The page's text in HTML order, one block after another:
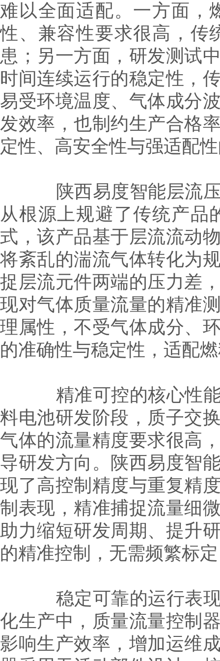
难以全面适配。一方面，
性、兼容性要求很高，传
患；另一方面，研发测试
时间连续运行的稳定性，
易受环境温度、气体成分
发效率，也制约生产合格
定性、高安全性与强适配
陕西易度智能层流压
从根源上规避了传统产品
式，该产品基于层流流动
将紊乱的湍流气体转化为
捉层流元件两端的压力差
现对气体质量流量的精准
理属性，不受气体成分、
的准确性与稳定性，适配
精准可控的核心性能
料电池研发阶段，质子交
气体的流量精度要求很高
导研发方向。陕西易度智
现了高控制精度与重复精
制表现，精准捕捉流量细
助力缩短研发周期、提升
的精准控制，无需频繁标
稳定可靠的运行表现
化生产中，质量流量控制
影响生产效率，增加运维